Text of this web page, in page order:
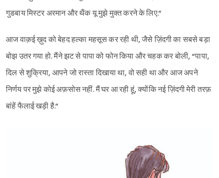
गुडबाय मिस्टर अरमान और थैंक यू मुझे मुक्त करने के लिए.”
आज वाक़ई ख़ुद को बेहद हल्का महसूस कर रही थी, जैसे ज़िंदगी का सबसे बड़ा
बोझ उतर गया हो. मैंने झट से पापा को फोन किया और चहक कर बोली, “पापा,
दिल से शुक्रिया, आपने जो रास्ता दिखाया था, वो सही था और आज अपने
निर्णय पर मुझे कोई अफ़सोस नहीं. मैं घर आ रही हूं, क्योंकि नई ज़िंदगी मेरी तरफ़
बांहें फैलाई खड़ी है.”